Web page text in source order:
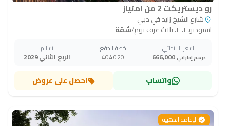
رو ديستريكت 2 من امتياز
شارع الشيخ زايد في دبي
استوديو، ١، ٢، ثلاث غرف نوم
/شقة
السعر الابتدائي
666,000درهم إماراتي
خطة الدفع
20
40
40
تسليم
الربع الثاني 2029
واتساب احصل على عروض
الإقامة الذهبية